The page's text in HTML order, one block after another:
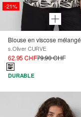
-21%
s.Oliver CURVE
62.95 CHF79.90 CHF
DURABLE